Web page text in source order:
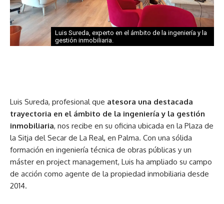
Luis Sureda, experto en el ámbito de la ingeniería y la
gestión inmobiliaria.
Luis Sureda, profesional que atesora una destacada
trayectoria en el ámbito de la ingeniería y la gestión
inmobiliaria, nos recibe en su oficina ubicada en la Plaza de
la Sitja del Secar de La Real, en Palma. Con una sólida
formación en ingeniería técnica de obras públicas y un
máster en project management, Luis ha ampliado su campo
de acción como agente de la propiedad inmobiliaria desde
2014.